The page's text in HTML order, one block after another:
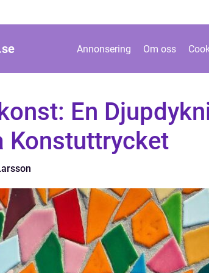
se Annonsering Om oss
En
Konstuttrycket